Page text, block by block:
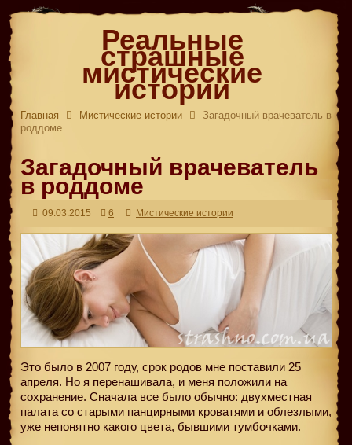
Реальные
страшные
мистические
истории
Главная Мистические истории
Загадочный врачеватель в
роддоме
Загадочный врачеватель
в роддоме
09.03.2015 6 Мистические истории
Это было в 2007 году, срок родов мне поставили 25
апреля. Но я перенашивала, и меня положили на
сохранение. Сначала все было обычно: двухместная
палата со старыми панцирными кроватями и облезлыми,
уже непонятно какого цвета, бывшими тумбочками.